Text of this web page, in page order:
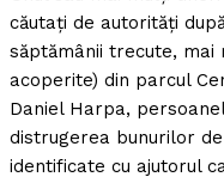
căutaţi de autorităţi
săptămânii trecute,
acoperite) din parcul
Daniel Harpa,
distrugerea bunurilor
identificate cu ajutorul